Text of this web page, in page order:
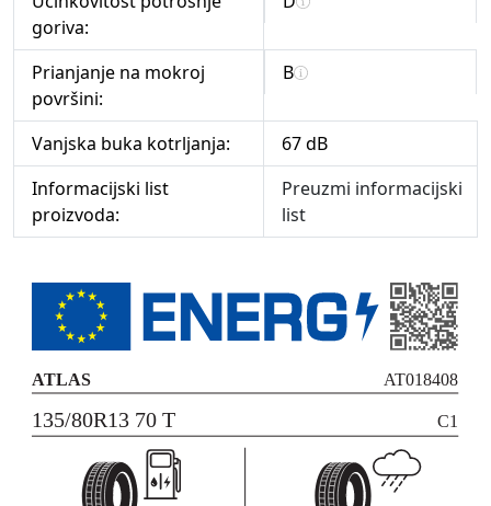
goriva:
Prianjanje na mokroj
površini:
B
Vanjska buka kotrljanja:
67 dB
Informacijski list
proizvoda:
Preuzmi informacijski
list